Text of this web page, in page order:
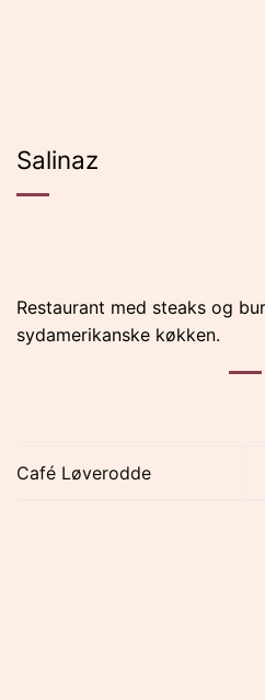
Salinaz
Restaurant med steaks og
sydamerikanske køkken.
Café Løverodde